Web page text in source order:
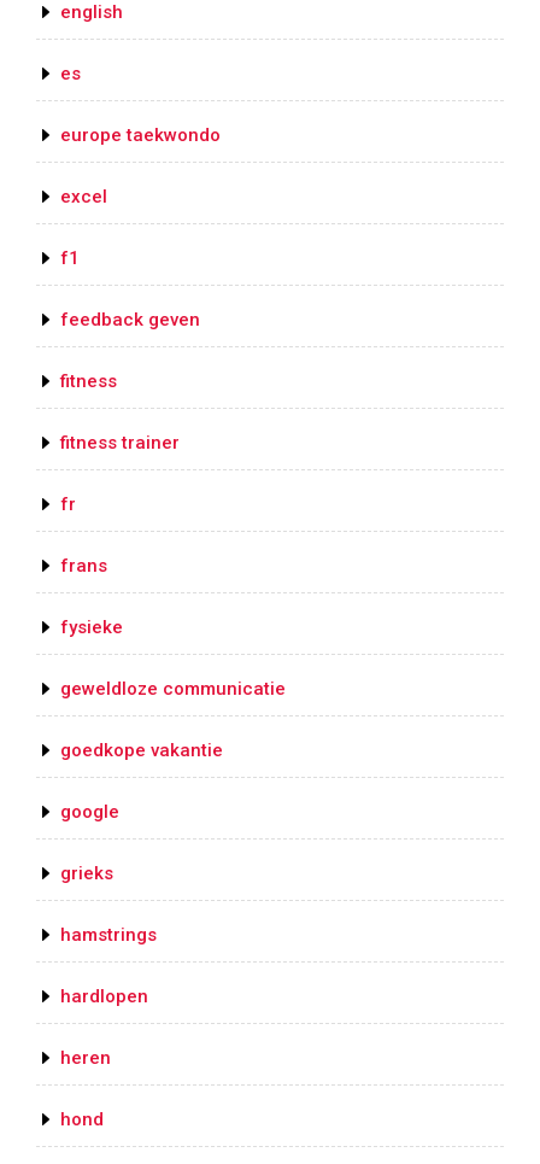
english
es
europe taekwondo
excel
f1
feedback geven
fitness
fitness trainer
fr
frans
fysieke
geweldloze communicatie
goedkope vakantie
google
grieks
hamstrings
hardlopen
heren
hond